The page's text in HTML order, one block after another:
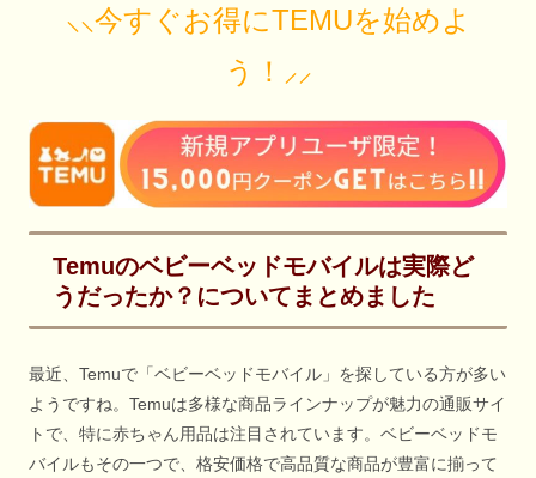
⸜⸜今すぐお得にTEMUを始めよ
う！⸝⸝
Temuのベビーベッドモバイルは実際ど
うだったか？についてまとめました
最近、Temuで「ベビーベッドモバイル」を探している方が多い
ようですね。Temuは多様な商品ラインナップが魅力の通販サイ
トで、特に赤ちゃん用品は注目されています。ベビーベッドモ
バイルもその一つで、格安価格で高品質な商品が豊富に揃って